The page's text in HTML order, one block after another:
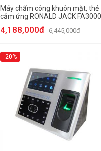
Máy chấm công khuôn mặt, thẻ
cảm ứng RONALD JACK FA3000
4,188,000đ 6,445,000đ
-20%